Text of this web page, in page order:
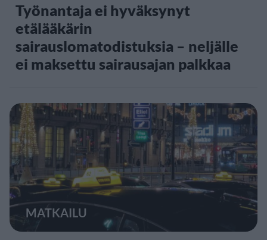
Työnantaja ei hyväksynyt
etälääkärin
sairauslomatodistuksia – neljälle
ei maksettu sairausajan palkkaa
MATKAILU